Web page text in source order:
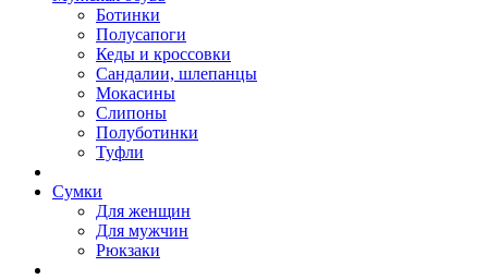
Ботинки
Полусапоги
Кеды и кроссовки
Сандалии, шлепанцы
Мокасины
Слипоны
Полуботинки
Туфли
Сумки
Для женщин
Для мужчин
Рюкзаки